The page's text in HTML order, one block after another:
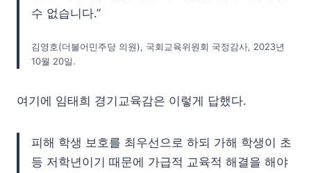
수 없습니다.”
김영호(더불어민주당 의원), 국회교육위원회 국정감사, 2023년
10월 20일.
여기에 임태희 경기교육감은 이렇게 답했다.
피해 학생 보호를 최우선으로 하되 가해 학생이 초
등 저학년이기 때문에 가급적 교육적 해결을 해야